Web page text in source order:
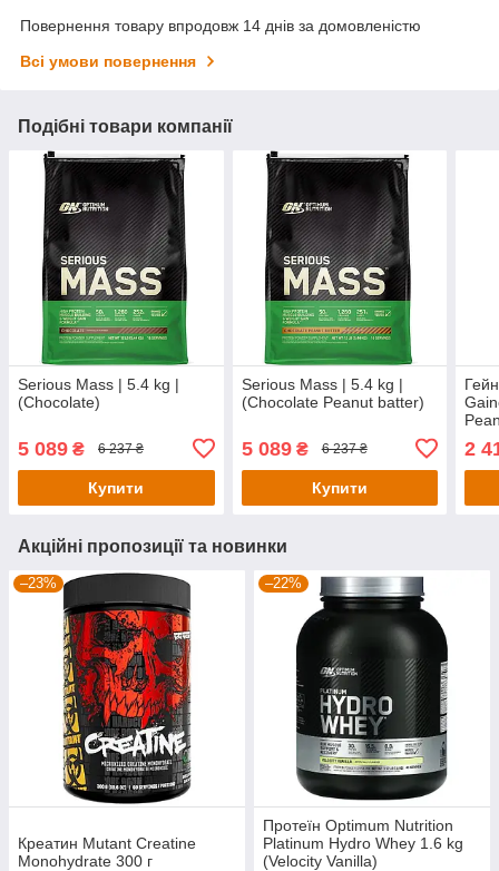
Повернення товару впродовж 14 днів за домовленістю
Всі умови повернення
Подібні товари компанії
Serious Mass | 5.4 kg |
(Chocolate)
5 089 ₴ 6 237 ₴
Купити
Serious Mass | 5.4 kg |
(Chocolate Peanut batter)
5 089₴ 6 237 ₴
Купити
2
Акційні пропозиції та новинки
–23%
Креатин Mutant Creatine
Monohydrate 300 г
–22%
Протеїн Optimum Nutrition
Platinum Hydro Whey 1.6 kg
(Velocity Vanilla)